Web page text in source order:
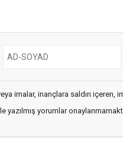
imalar, inançlara saldırı içeren,
yazılmış yorumlar